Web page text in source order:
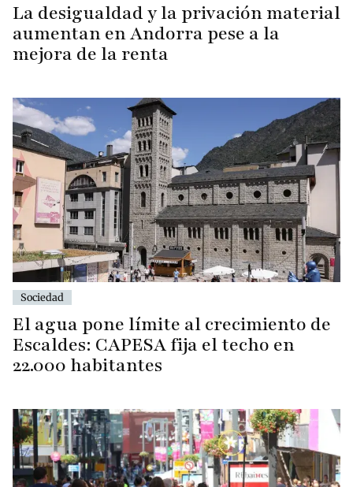
La desigualdad y la privación material
aumentan en Andorra pese a la
mejora de la renta
Sociedad
El agua pone límite al crecimiento de
Escaldes: CAPESA fija el techo en
22.000 habitantes